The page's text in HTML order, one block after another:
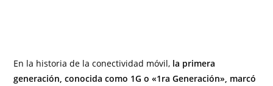
En la historia de la conectividad móvil, la primera
generación, conocida como 1G o «1ra Generación», marcó